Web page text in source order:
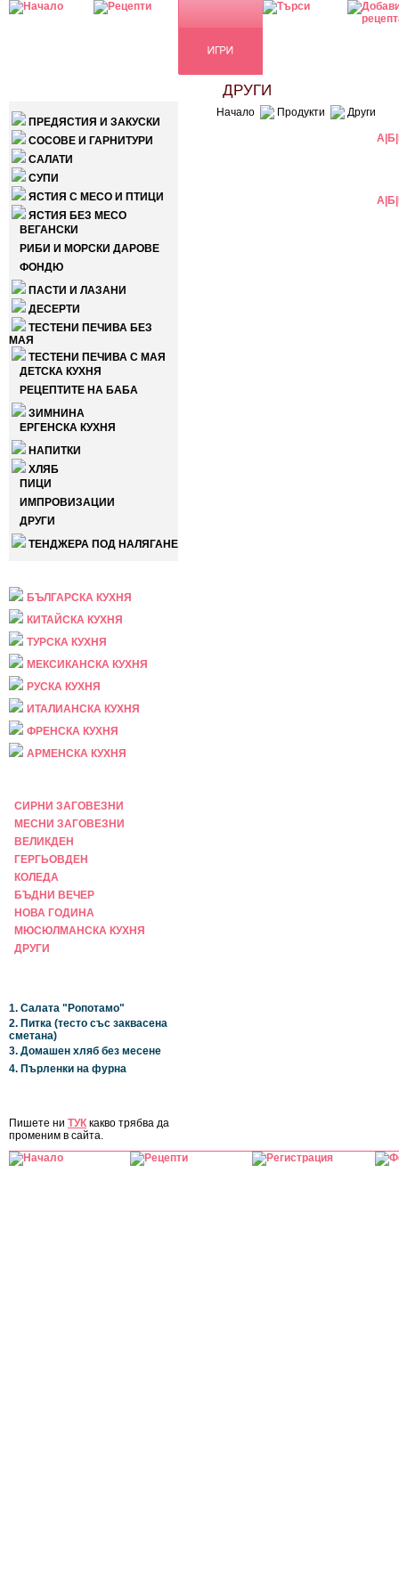
ПРЕДЯСТИЯ И ЗАКУСКИ
СОСОВЕ И ГАРНИТУРИ
САЛАТИ
СУПИ
ЯСТИЯ С МЕСО И ПТИЦИ
ЯСТИЯ БЕЗ МЕСО
ВЕГАНСКИ
РИБИ И МОРСКИ ДАРОВЕ
ФОНДЮ
ПАСТИ И ЛАЗАНИ
ДЕСЕРТИ
ТЕСТЕНИ ПЕЧИВА БЕЗ
МАЯ
ТЕСТЕНИ ПЕЧИВА С МАЯ
ДЕТСКА КУХНЯ
РЕЦЕПТИТЕ НА БАБА
ЗИМНИНА
ЕРГЕНСКА КУХНЯ
НАПИТКИ
ХЛЯБ
ПИЦИ
ИМПРОВИЗАЦИИ
ДРУГИ
ТЕНДЖЕРА ПОД НАЛЯГАНЕ
БЪЛГАРСКА КУХНЯ
КИТАЙСКА КУХНЯ
ТУРСКА КУХНЯ
МЕКСИКАНСКА КУХНЯ
РУСКА КУХНЯ
ИТАЛИАНСКА КУХНЯ
ФРЕНСКА КУХНЯ
АРМЕНСКА КУХНЯ
СИРНИ ЗАГОВЕЗНИ
МЕСНИ ЗАГОВЕЗНИ
ВЕЛИКДЕН
ГЕРГЬОВДЕН
КОЛЕДА
БЪДНИ ВЕЧЕР
НОВА ГОДИНА
МЮСЮЛМАНСКА КУХНЯ
ДРУГИ
1. Салата "Ропотамо"
2. Питка (тесто със заквасена
сметана)
3. Домашен хляб без месене
4. Пърленки на фурна
Пишете ни ТУК какво трябва да
променим в сайта.
ДРУГИ
Начало Продукти Други
А Б
А Б